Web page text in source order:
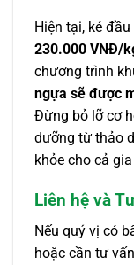
Hiện tại, ké
230.000 VNĐ/
chương trình
ngựa sẽ được
Đừng bỏ lỡ cơ
dưỡng từ thảo
khỏe cho cả
Liên hệ và
Nếu quý vị có
hoặc cần tư